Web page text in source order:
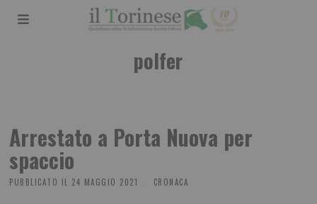
polfer
Arrestato a Porta Nuova per
spaccio
PUBBLICATO IL 24 MAGGIO 2021 CRONACA